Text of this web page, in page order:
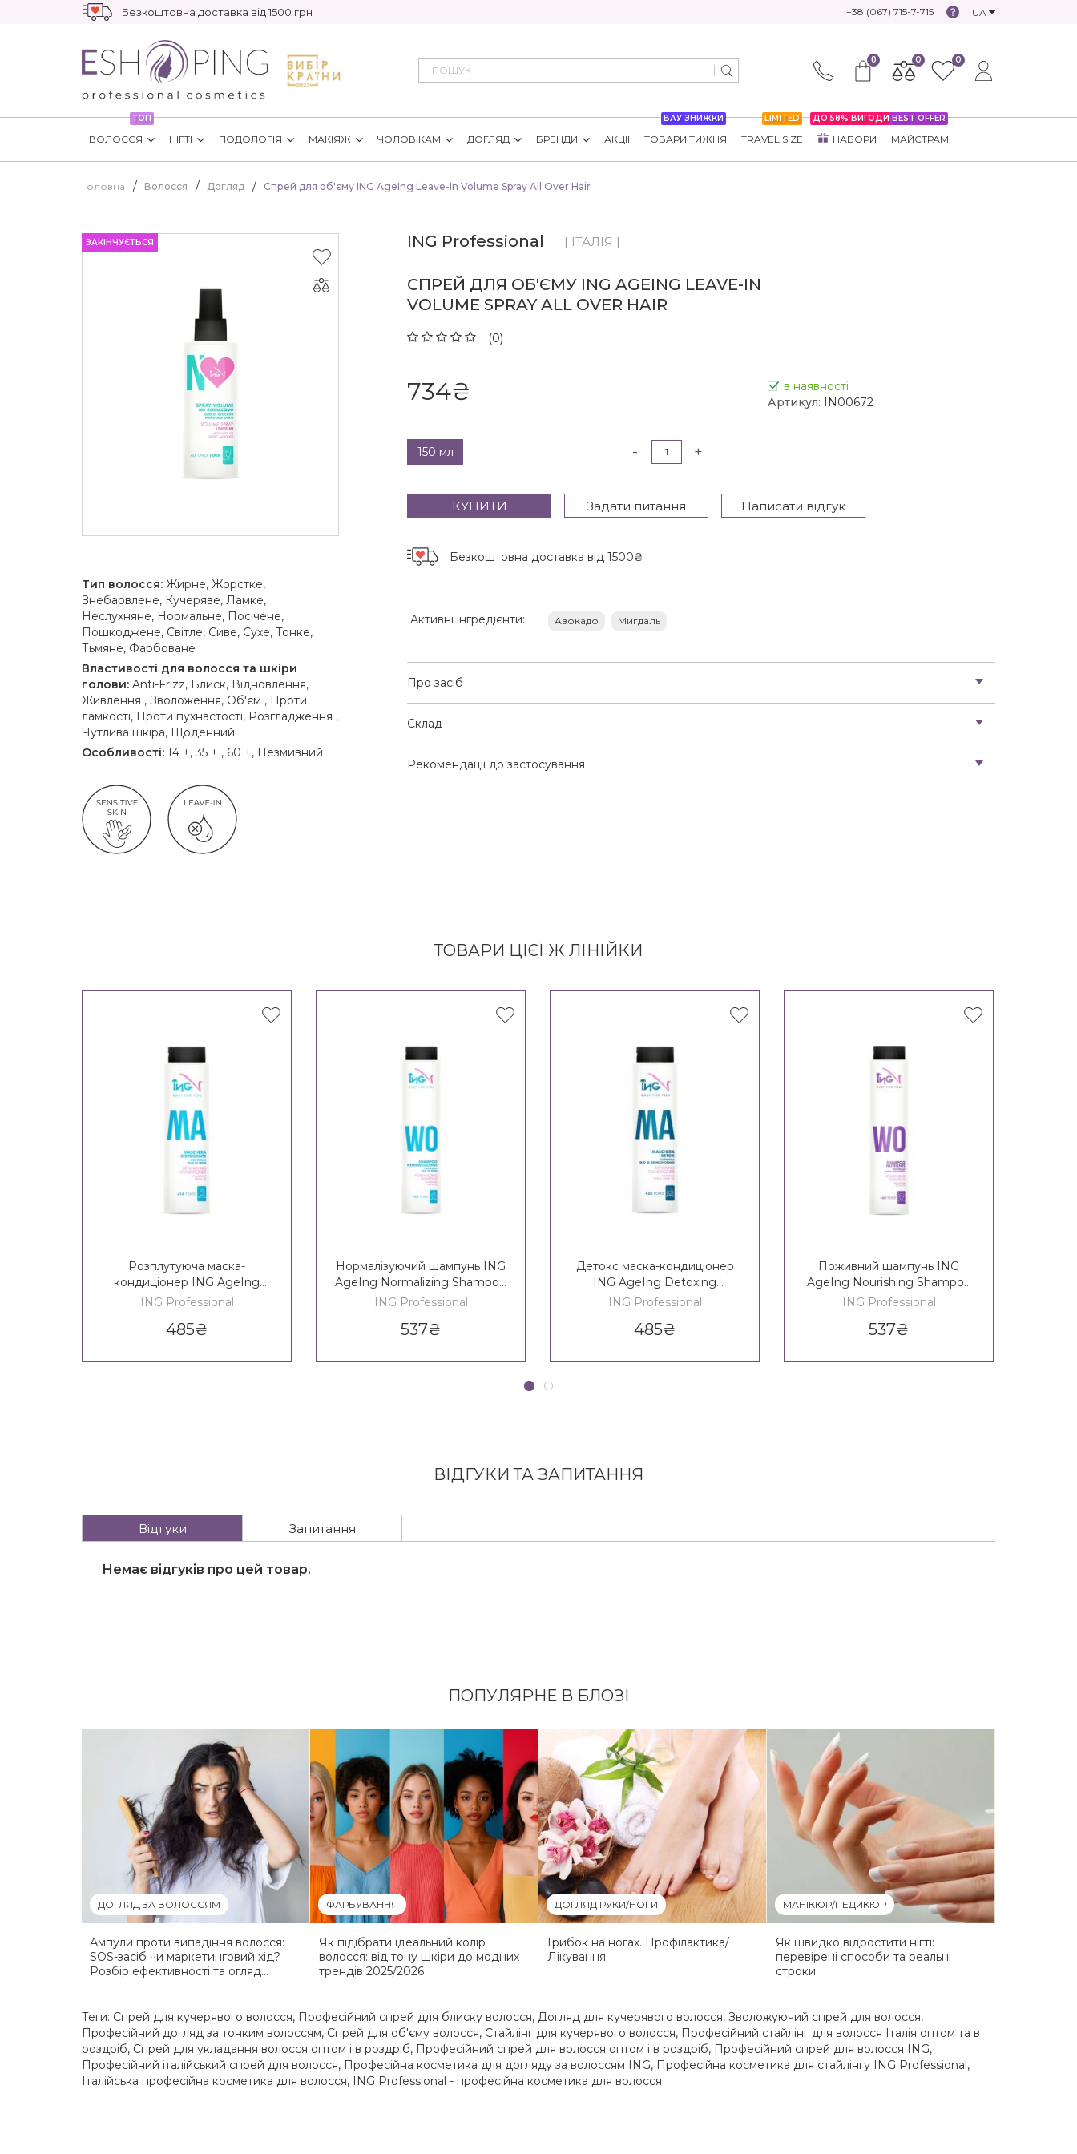
Безкоштовна доставка від 1500 грн +38 (067) 715-7-715 UA
0 0 0
ТОП
ВОЛОССЯ НІГТІ ПОДОЛОГІЯ МАКІЯЖ ЧОЛОВІКАМ ДОГЛЯД БРЕНДИ АКЦІЇ
ВАУ ЗНИЖКИ
ТОВАРИ ТИЖНЯ
LIMITED
TRAVEL SIZE
ДО 58% ВИГОДИ
НАБОРИ
BEST OFFER
МАЙСТРАМ
Головна Волосся Догляд Спрей для об'єму ING AgeIng Leave-In Volume Spray All Over Hair
ЗАКІНЧУЄТЬСЯ
Тип волосся: Жирне, Жорстке,
Знебарвлене, Кучеряве, Ламке,
Неслухняне, Нормальне, Посічене,
Пошкоджене, Світле, Сиве, Сухе, Тонке,
Тьмяне, Фарбоване
Властивості для волосся та шкіри
голови: Anti-Frizz, Блиск, Відновлення,
Живлення , Зволоження, Об'єм , Проти
ламкості, Проти пухнастості, Розгладження ,
Чутлива шкіра, Щоденний
Особливості: 14 +, 35 + , 60 +, Незмивний
ING Professional | ІТАЛІЯ |
СПРЕЙ ДЛЯ ОБ'ЄМУ ING AGEING LEAVE-IN
VOLUME SPRAY ALL OVER HAIR
(0)
734₴
в наявності
Артикул: IN00672
150 мл - +
КУПИТИ Задати питання Написати відгук
Безкоштовна доставка від 1500₴
Активні інгредієнти: Авокадо Мигдаль
Про засіб
Склад
Рекомендації до застосування
ТОВАРИ ЦІЄЇ Ж ЛІНІЙКИ
Розплутуюча маска-
кондиціонер ING AgeIng
Detangling Conditioner 14+
ING Professional
485₴
Нормалізуючий шампунь ING
AgeIng Normalizing Shampoo
14+
ING Professional
537₴
Детокс маска-кондиціонер
ING AgeIng Detoxing
Conditioner 35+
ING Professional
485₴
Поживний шампунь ING
AgeIng Nourishing Shampoo
60+
ING Professional
537₴
ВІДГУКИ ТА ЗАПИТАННЯ
Відгуки Запитання
Немає відгуків про цей товар.
ПОПУЛЯРНЕ В БЛОЗІ
ДОГЛЯД ЗА ВОЛОССЯМ
Ампули проти випадіння волосся:
SOS-засіб чи маркетинговий хід?
Розбір ефективності та огляд
ФАРБУВАННЯ
Як підібрати ідеальний колір
волосся: від тону шкіри до модних
трендів 2025/2026
ДОГЛЯД РУКИ/НОГИ
Грибок на ногах. Профілактика/
Лікування
МАНІКЮР/ПЕДИКЮР
Як швидко відростити нігті:
перевірені способи та реальні
строки
Теги: Спрей для кучерявого волосся, Професійний спрей для блиску волосся, Догляд для кучерявого волосся, Зволожуючий спрей для волосся,
Професійний догляд за тонким волоссям, Спрей для об'єму волосся, Стайлінг для кучерявого волосся, Професійний стайлінг для волосся Італія оптом та в
роздріб, Спрей для укладання волосся оптом і в роздріб, Професійний спрей для волосся оптом і в роздріб, Професійний спрей для волосся ING,
Професійний італійський спрей для волосся, Професійна косметика для догляду за волоссям ING, Професійна косметика для стайлінгу ING Professional,
Італійська професійна косметика для волосся, ING Professional - професійна косметика для волосся